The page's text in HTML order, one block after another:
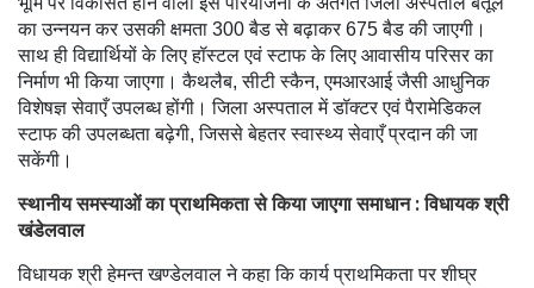
का उन्नयन कर उसकी क्षमता 300 बैड से बढ़ाकर 675 बैड की जाएगी।
साथ ही विद्यार्थियों के लिए हॉस्टल एवं स्टाफ के लिए आवासीय परिसर का
निर्माण भी किया जाएगा। कैथलैब, सीटी स्कैन, एमआरआई जैसी आधुनिक
विशेषज्ञ सेवाएँ उपलब्ध होंगी। जिला अस्पताल में डॉक्टर एवं पैरामेडिकल
स्टाफ की उपलब्धता बढ़ेगी, जिससे बेहतर स्वास्थ्य सेवाएँ प्रदान की जा
सकेंगी।
स्थानीय समस्याओं का प्राथमिकता से किया जाएगा समाधान : विधायक श्री
खंडेलवाल
विधायक श्री हेमन्त खण्डेलवाल ने कहा कि कार्य प्राथमिकता पर शीघ्र